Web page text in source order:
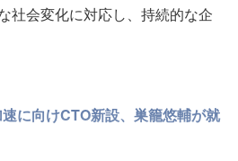
社会変化に対応し、持続的な企
に向けCTO新設、巣籠悠輔が就